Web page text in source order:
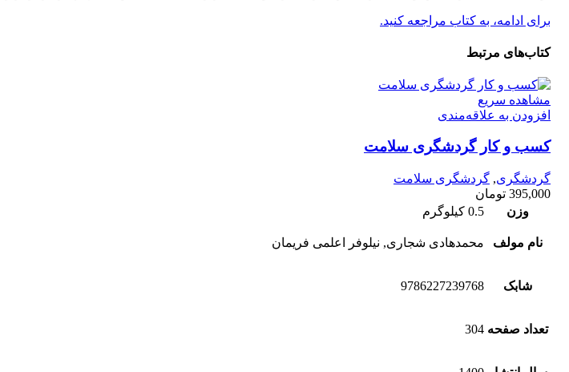
برای ادامه، به کتاب مراجعه کنید.
کتاب‌های مرتبط
مشاهده سریع
افزودن به علاقه‌مندی
کسب‌ و‌ کار گردشگری‌ سلامت
گردشگری, گردشگری سلامت
395,000 تومان
وزن
0.5 کیلوگرم
نام مولف محمدهادی شجاری, نیلوفر اعلمی فریمان
شابک 9786227239768
تعداد صفحه 304